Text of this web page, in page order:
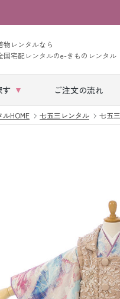
物レンタルなら
国宅配レンタルのe-きものレンタル
す ご注文の流れ
レンタル
男
袖レンタ
HOME 七五三レンタル 七五